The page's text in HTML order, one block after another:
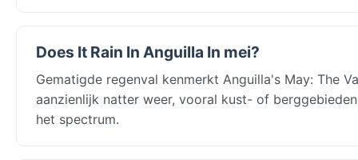
Does It Rain In Anguilla In mei?
Gematigde regenval kenmerkt Anguilla's May: The
aanzienlijk natter weer, vooral kust- of
het spectrum.